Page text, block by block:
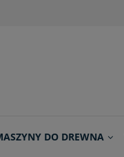
DO DREWNA